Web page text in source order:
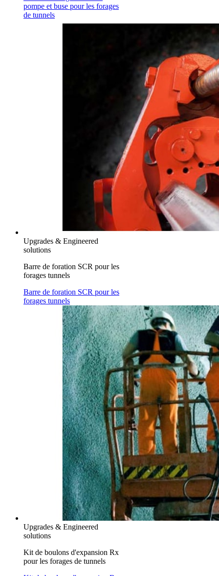
pompe et buse pour les forages
de tunnels
Upgrades & Engineered
solutions
Barre de foration SCR pour les
forages tunnels
Barre de foration SCR pour les
forages tunnels
Upgrades & Engineered
solutions
Kit de boulons d'expansion Rx
pour les forages de tunnels